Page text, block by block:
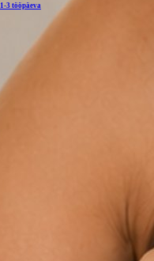
1-3 tööpäeva